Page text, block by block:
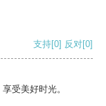
支持[0] 反对[0]
受美好时光。